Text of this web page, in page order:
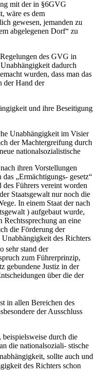
mit der in §6GVG
wäre es dem
gewesen, jemanden zu
abgelegenen Dorf“ zu
des GVG in
dadurch
wurden, dass man das
der Hand der
und ihre Beseitigung
Unabhängigkeit im Visier
der Machtergreifung durch
nationalsozialistische
ihren Vorstellungen
„Ermächtigungs- gesetz“
Führers vereint worden
Staatsgewalt nur noch die
In einem Staat der nach
) aufgebaut wurde,
an eine
die Förderung der
des Richters
sehr stand der
zum Führerprinzip,
gebundene Justiz in der
über die der
in allen Bereichen des
der Ausschluss
durch die
die nationalsoziali- stische
sollte auch und
des Richters schon